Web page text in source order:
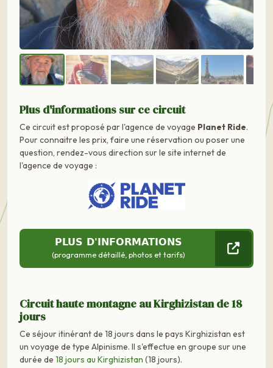
Plus d'informations sur ce circuit
Ce circuit est proposé par l'agence de voyage Planet Ride.
Pour connaitre les prix, faire une réservation ou poser une
question, rendez-vous direction sur le site internet de
l'agence de voyage :
PLUS D'INFORMATIONS
(programme détaillé, photos et tarifs)
Circuit haute montagne au Kirghizistan de 18
jours
Ce séjour itinérant de 18 jours dans le pays Kirghizistan est
un voyage de type Alpinisme. Il s'effectue en groupe sur une
durée de 18 jours au Kirghizistan (18 jours).